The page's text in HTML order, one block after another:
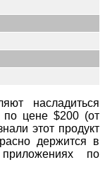
насладиться
по цене $200 (от
этот продукт
держится в
по